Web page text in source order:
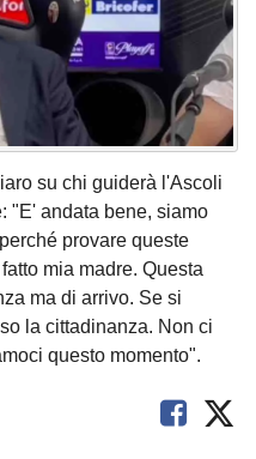
su chi guiderà l'Ascoli
"E' andata bene, siamo
provare queste
mia madre. Questa
ma di arrivo. Se si
la cittadinanza. Non ci
questo momento".